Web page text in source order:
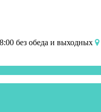
без обеда и выходных